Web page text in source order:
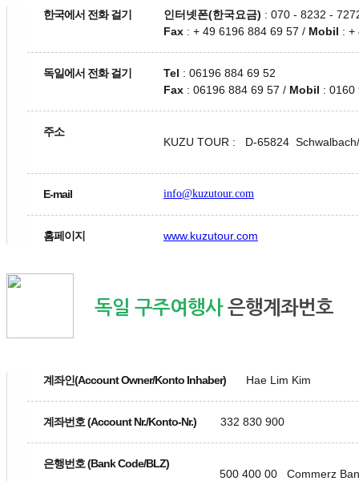
한국에서 전화 걸기 인터넷폰(한국요금) : 070 - 8232 -
Fax : + 49 6196 884 69 57 / Mobil : +
독일에서 전화 걸기 Tel : 06196 884 69 52
Fax : 06196 884 69 57 / Mobil : 0160
주소
KUZU TOUR :
D-65824
E-mail info@kuzutour.com
홈페이지 www.kuzutour.com
독일 구주여행사은행계좌번호
계좌인(Account Owner/Konto Inhaber) Hae Lim Kim
계좌번호 (Account Nr./Konto-Nr.) 332 830 900
은행번호 (Bank Code/BLZ)
500 400 00 Commerz